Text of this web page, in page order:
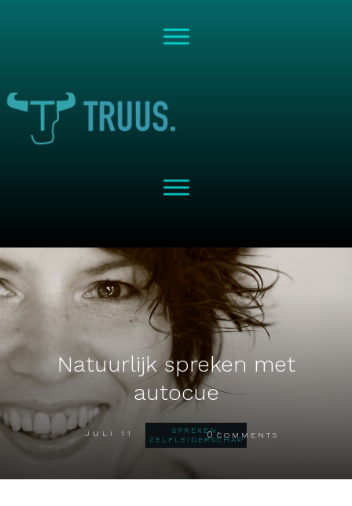
Natuurlijk spreken met
autocue
JULI 11 SPREKEN ,
ZELFLEIDERSCHAP
0 COMMENTS